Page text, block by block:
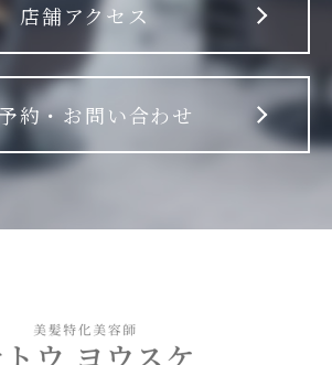
店舗アクセス
約・お問い合わせ